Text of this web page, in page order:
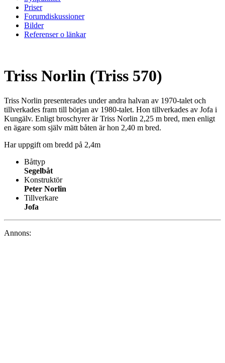
Priser
Forumdiskussioner
Bilder
Referenser o länkar
Triss Norlin (Triss 570)
Triss Norlin presenterades under andra halvan av 1970-talet och
tillverkades fram till början av 1980-talet. Hon tillverkades av Jofa i
Kungälv. Enligt broschyrer är Triss Norlin 2,25 m bred, men enligt
en ägare som själv mätt båten är hon 2,40 m bred.
Har uppgift om bredd på 2,4m
Båttyp
Segelbåt
Konstruktör
Peter Norlin
Tillverkare
Jofa
Annons: